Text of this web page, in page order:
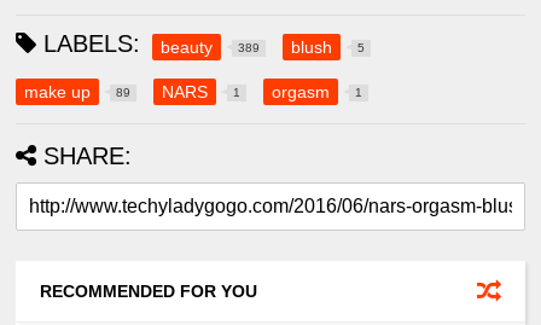
LABELS: beauty 389 blush 5
make up 89 NARS 1 orgasm 1
SHARE:
RECOMMENDED FOR YOU